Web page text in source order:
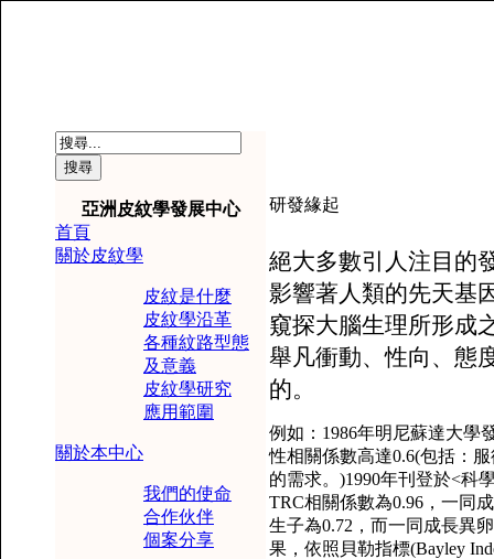
亞洲皮紋學發展中心
首頁
關於皮紋學
皮紋是什麼
皮紋學沿革
各種紋路型態
及意義
皮紋學研究
應用範圍
關於本中心
我們的使命
合作伙伴
個案分享
研發緣起
絕大多數引人注目的
影響著人類的先天基
窺探大腦生理所形成
舉凡衝動、性向、態
的。
例如： 1986年明尼蘇達大學
性相關係數高達0.6(包括：
的需求。)1990年刊登於<科
TRC相關係數為0.96，一同
生子為0.72，而一同成長異
果，依照貝勒指標(Bayley